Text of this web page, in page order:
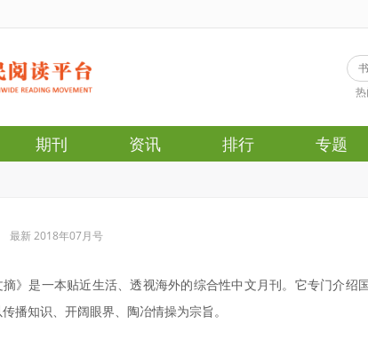
期刊 资讯 排行 专题
最新 2018年07月号
摘》是一本贴近生活、透视海外的综合性中文月刊。它专门介
播知识、开阔眼界、陶冶情操为宗旨。